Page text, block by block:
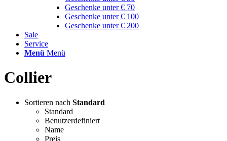
Geschenke unter € 70
Geschenke unter € 100
Geschenke unter € 200
Sale
Service
Menü Menü
Collier
Sortieren nach Standard
Standard
Benutzerdefiniert
Name
Preis